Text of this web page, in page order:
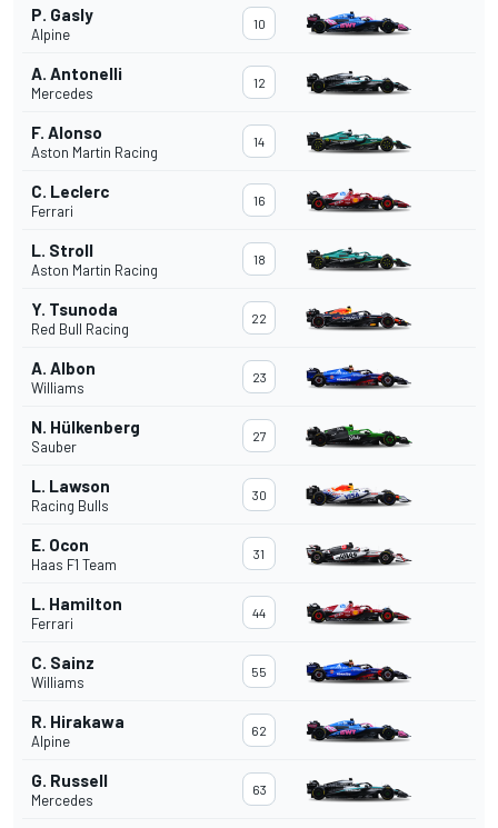
P. Gasly
Alpine
10
A. Antonelli
Mercedes
12
F. Alonso
Aston Martin Racing
14
C. Leclerc
Ferrari
16
L. Stroll
Aston Martin Racing
18
Y. Tsunoda
Red Bull Racing
22
A. Albon
Williams
23
N. Hülkenberg
Sauber
27
L. Lawson
Racing Bulls
30
E. Ocon
Haas F1 Team
31
L. Hamilton
Ferrari
44
C. Sainz
Williams
55
R. Hirakawa
Alpine
62
G. Russell
Mercedes
63